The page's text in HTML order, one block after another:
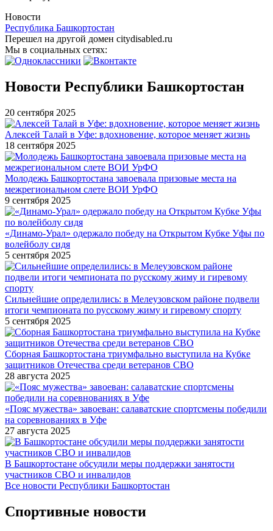
Новости
Республика Башкортостан
Перешел на другой домен citydisabled.ru
Мы в социальных сетях:
Новости Республики Башкортостан
20 сентября 2025
Алексей Талай в Уфе: вдохновение, которое меняет жизнь
18 сентября 2025
Молодежь Башкортостана завоевала призовые места на
межрегиональном слете ВОИ УрФО
9 сентября 2025
«Динамо-Урал» одержало победу на Открытом Кубке Уфы по
волейболу сидя
5 сентября 2025
Сильнейшие определились: в Мелеузовском районе подвели
итоги чемпионата по русскому жиму и гиревому спорту
5 сентября 2025
Сборная Башкортостана триумфально выступила на Кубке
защитников Отечества среди ветеранов СВО
28 августа 2025
«Пояс мужества» завоеван: салаватские спортсмены победили
на соревнованиях в Уфе
27 августа 2025
В Башкортостане обсудили меры поддержки занятости
участников СВО и инвалидов
Все новости Республики Башкортостан
Спортивные новости